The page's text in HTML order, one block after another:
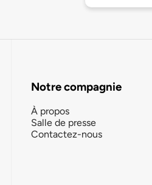
Notre compagnie
À propos
Salle de presse
Contactez-nous